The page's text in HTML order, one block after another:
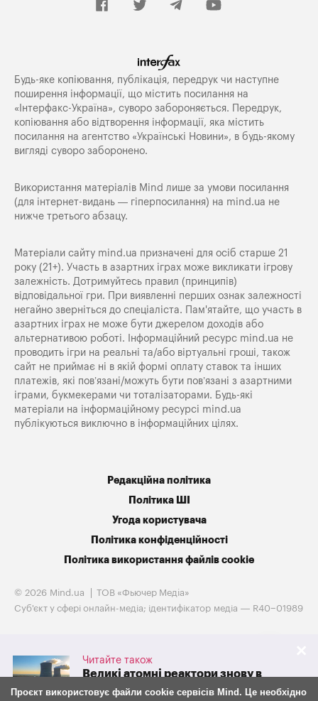
Читайте також
Великі атомні реактори знову в
грі. Westinghouse готується до
IPO на тлі потужної підтримки
Будь-яке копiювання, публiкацiя, передрук чи наступне
поширення iнформацiї, що мiстить посилання на
«Iнтерфакс-Україна», суворо забороняється. Передрук,
копіювання або відтворення інформації, яка містить
посилання на агентство «Українські Новини», в будь-якому
вигляді суворо заборонено.
Використання матеріалів Mind лише за умови посилання
(для інтернет-видань — гіперпосилання) на mind.ua не
нижче третього абзацу.
Матеріали сайту mind.ua призначені для осіб старше 21
року (21+). Участь в азартних іграх може викликати ігрову
залежність. Дотримуйтесь правил (принципів)
відповідальної гри. При виявленні перших ознак залежності
негайно зверніться до спеціаліста. Пам'ятайте, що участь в
азартних іграх не може бути джерелом доходів або
альтернативою роботі. Інформаційний ресурс mind.ua не
проводить ігри на реальні та/або віртуальні гроші, також
сайт не приймає ні в якій формі оплату ставок та інших
платежів, які пов’язані/можуть бути пов’язані з азартними
іграми, букмекерами чи тоталізаторами. Будь-які
матеріали на інформаційному ресурсі mind.ua
публікуються виключно в інформаційних цілях.
Редакційна політика
Політика ШІ
Угода користувача
Політика конфіденційності
Політика використання файлів cookie
© 2026 Mind.ua
ТОВ «Фьючер Медiа»
Cуб'єкт у сфері онлайн-медіа; ідентифікатор медіа — R40−01989
Проєкт використовує файли cookie сервісів Mind. Це необхідно